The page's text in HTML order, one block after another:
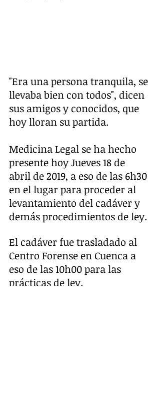
"Era una persona tranquila, se
llevaba bien con todos", dicen
sus amigos y conocidos, que
hoy lloran su partida.
Medicina Legal se ha hecho
presente hoy Jueves 18 de
abril de 2019, a eso de las 6h30
en el lugar para proceder al
levantamiento del cadáver y
demás procedimientos de ley.
El cadáver fue trasladado al
Centro Forense en Cuenca a
eso de las 10h00 para las
prácticas de ley.